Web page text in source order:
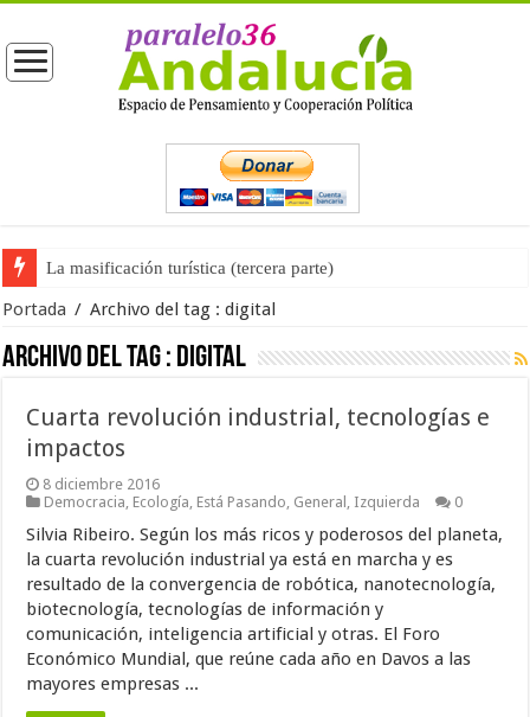
La masificación turística (tercera parte)
Portada / Archivo del tag :digital
Archivo del tag : digital
Cuarta revolución industrial, tecnologías e
impactos
8 diciembre 2016
Democracia, Ecología, Está Pasando, General , Izquierda 0
Silvia Ribeiro. Según los más ricos y poderosos del planeta,
la cuarta revolución industrial ya está en marcha y es
resultado de la convergencia de robótica, nanotecnología,
biotecnología, tecnologías de información y
comunicación, inteligencia artificial y otras. El Foro
Económico Mundial, que reúne cada año en Davos a las
mayores empresas ...